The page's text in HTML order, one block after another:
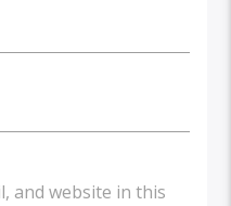
and website in this